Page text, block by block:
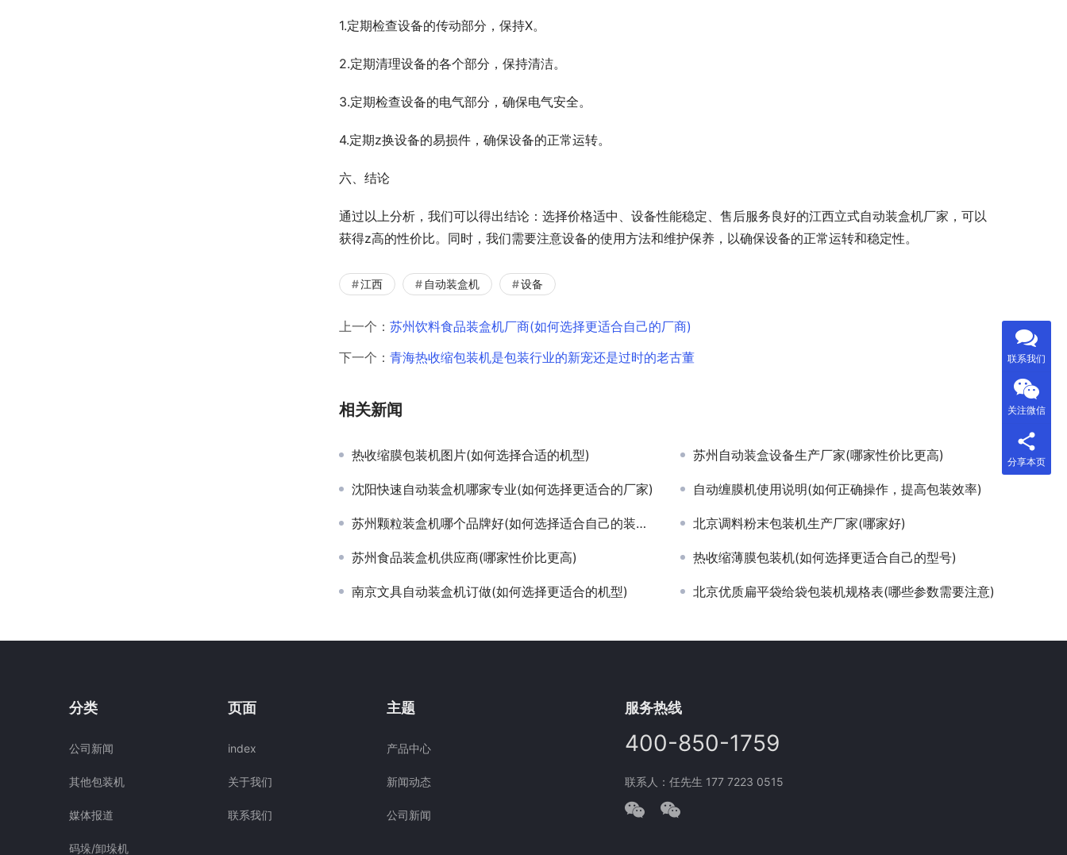
1.定期检查设备的传动部分，保持X。
2.定期清理设备的各个部分，保持清洁。
3.定期检查设备的电气部分，确保电气安全。
4.定期z换设备的易损件，确保设备的正常运转。
六、结论
通过以上分析，我们可以得出结论：选择价格适中、设备性能稳定、售后服务良好的江西立式自动装盒机厂家，可以
获得z高的性价比。同时，我们需要注意设备的使用方法和维护保养，以确保设备的正常运转和稳定性。
江西 自动装盒机 设备
上一个： 苏州饮料食品装盒机厂商(如何选择更适合自己的厂商)
下一个： 青海热收缩包装机是包装行业的新宠还是过时的老古董
相关新闻
热收缩膜包装机图片(如何选择合适的机型) 苏州自动装盒设备生产厂家(哪家性价比更高)
沈阳快速自动装盒机哪家专业(如何选择更适合的厂家) 自动缠膜机使用说明(如何正确操作，提高包装效率)
苏州颗粒装盒机哪个品牌好(如何选择适合自己的装盒机品牌) 北京调料粉末包装机生产厂家(哪家好)
苏州食品装盒机供应商(哪家性价比更高) 热收缩薄膜包装机(如何选择更适合自己的型号)
南京文具自动装盒机订做(如何选择更适合的机型) 北京优质扁平袋给袋包装机规格表(哪些参数需要注意)
分类
公司新闻
其他包装机
媒体报道
码垛/卸垛机
页面
index
关于我们
联系我们
主题
产品中心
新闻动态
公司新闻
服务热线
400-850-1759
联系人：任先生 177 7223 0515
联系我们
关注微信
分享本页